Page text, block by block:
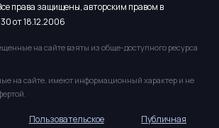
права защищены, авторским правом в
от 18.12.2006
на сайте взяты из обще-доступного ресурса
на сайте, имеют информационный характер и не
Пользовательское Публичная